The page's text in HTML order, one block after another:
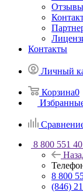
Отзывы
Контакты
Личный
Корзина0
8 800 551
8 800
(846)